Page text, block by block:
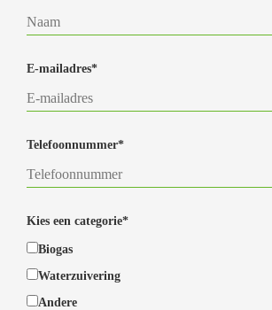
E-mailadres*
Telefoonnummer*
Kies een categorie*
Biogas
Waterzuivering
Andere